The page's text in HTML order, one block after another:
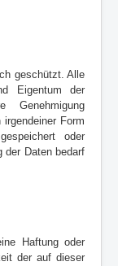
geschützt. Alle
Eigentum der
Form
oder
der Daten bedarf
Haftung oder
der auf dieser